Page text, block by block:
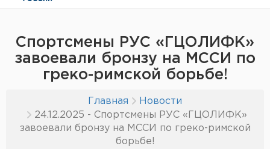
Спортсмены РУС «ГЦОЛИФК»
завоевали бронзу на МССИ по
греко-римской борьбе!
Главная
Новости
24.12.2025 - Спортсмены РУС «ГЦОЛИФК»
завоевали бронзу на МССИ по греко-римской
борьбе!